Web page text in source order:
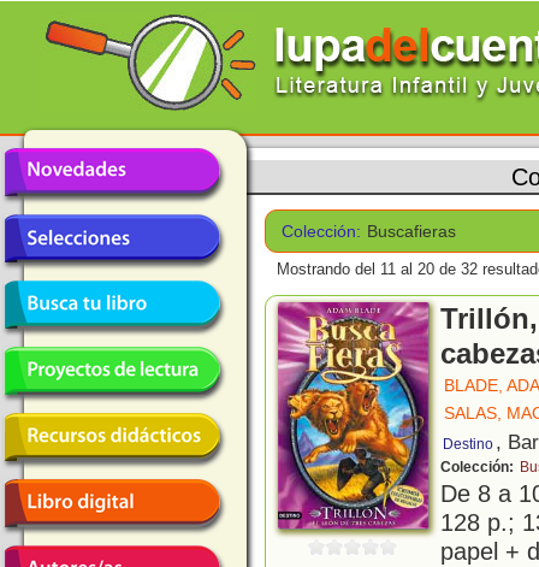
Colección: Buscafieras
Mostrando del 11 al 20 de 32
BLADE,
SALAS,
Destino ,
Colección:
De 8 a
128 p.;
papel +